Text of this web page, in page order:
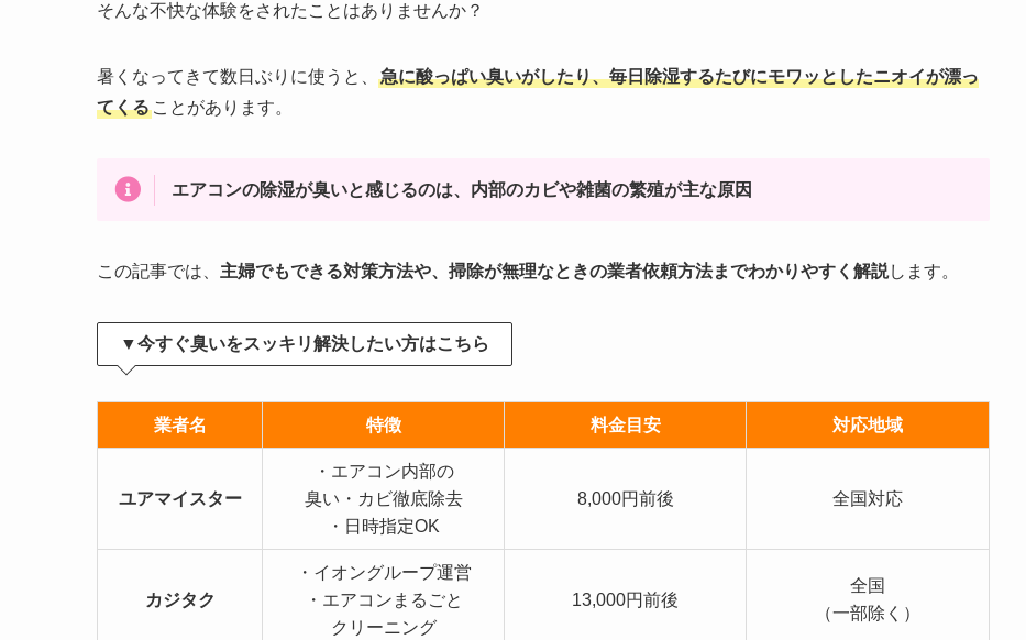
そんな不快な体験をされたことはありませんか？
暑くなってきて数日ぶりに使うと、
急に酸っぱい臭いがしたり、毎日除湿するたびにモワッとしたニオイが漂っ
てくる ことがあります。
エアコンの除湿が臭いと感じるのは、内部のカビや雑菌の繁殖が主な原因
この記事では、 主婦でもできる対策方法や、掃除が無理なときの業者依頼方法までわかりやすく解説します。
▼今すぐ臭いをスッキリ解決したい方はこちら
業者名 特徴 料金目安 対応地域
ユアマイスター
・エアコン内部の
臭い・カビ徹底除去
・日時指定OK
8,000円前後 全国対応
カジタク
・イオングループ運営
・エアコンまるごと
クリーニング
13,000円前後
全国
（一部除く）